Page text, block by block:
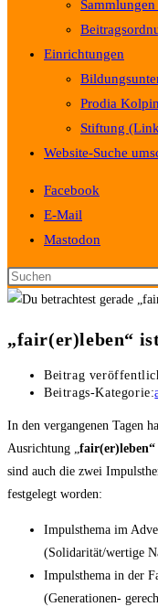
Einrichtungen
Prodia
Stiftung
Website-Suche
Facebook
E-Mail
Mastodon
„fair(er)leben“
Beitrag
Beitrags-Kategorie:
In den vergangenen Tagen
Ausrichtung „fair(er)leben“
sind auch die zwei
festgelegt worden:
Impulsthema im
(Solidarität/wertige
Impulsthema in der
(Generationen-